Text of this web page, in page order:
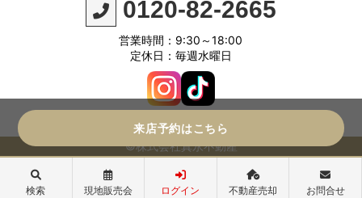
0120-82-2665
営業時間：9:30～18:00
定休日：毎週水曜日
©株式会社真永不動産
来店予約はこちら
検索 現地販売会 ログイン 不動産売却 お問合せ